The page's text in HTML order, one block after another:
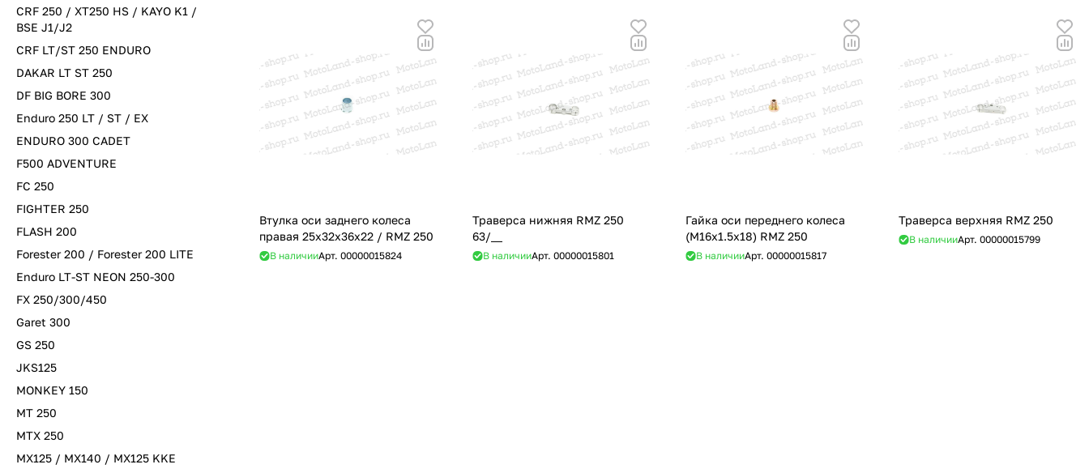
Втулка оси заднего колеса
правая 25x32x36x22 / RMZ 250
В наличииАрт. 00000015824
Траверса нижняя RMZ 250
63/__
В наличииАрт. 00000015801
Гайка оси переднего колеса
(М16х1.5х18) RMZ 250
В наличииАрт. 00000015817
Траверса верхняя RMZ 250
В наличииАрт. 00000015799
CRF 250 / XT250 HS / KAYO K1 /
BSE J1/J2
CRF LT/ST 250 ENDURO
DAKAR LT ST 250
DF BIG BORE 300
Enduro 250 LT / ST / EX
ENDURO 300 CADET
F500 ADVENTURE
FC 250
FIGHTER 250
FLASH 200
Forester 200 / Forester 200 LITE
Enduro LT-ST NEON 250-300
FX 250/300/450
Garet 300
GS 250
JKS125
MONKEY 150
MT 250
MTX 250
MX125 / MX140 / MX125 KKE